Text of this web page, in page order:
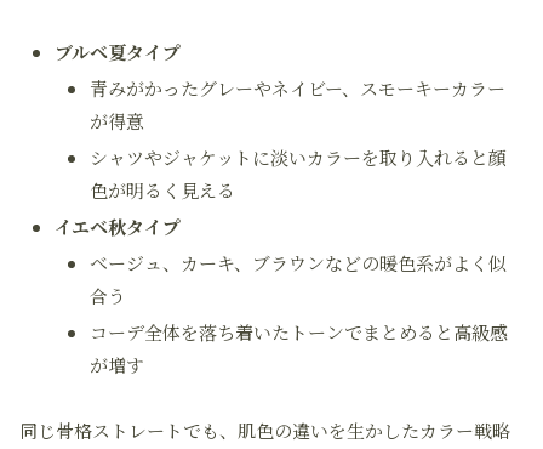
ブルベ夏タイプ
青みがかったグレーやネイビー、スモーキーカラー
が得意
シャツやジャケットに淡いカラーを取り入れると顔
色が明るく見える
イエベ秋タイプ
ベージュ、カーキ、ブラウンなどの暖色系がよく似
合う
コーデ全体を落ち着いたトーンでまとめると高級感
が増す
同じ骨格ストレートでも、肌色の違いを生かしたカラー戦略